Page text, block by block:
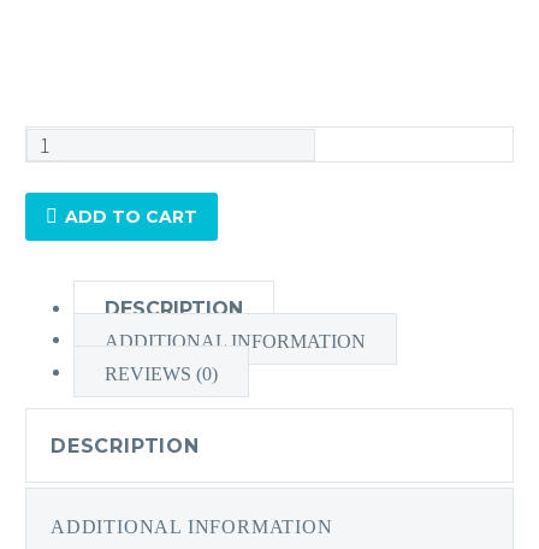
TOKAI
海
球
(100%
ADD TO CART
DESCRIPTION
ADDITIONAL INFORMATION
REVIEWS (0)
DESCRIPTION
ADDITIONAL INFORMATION